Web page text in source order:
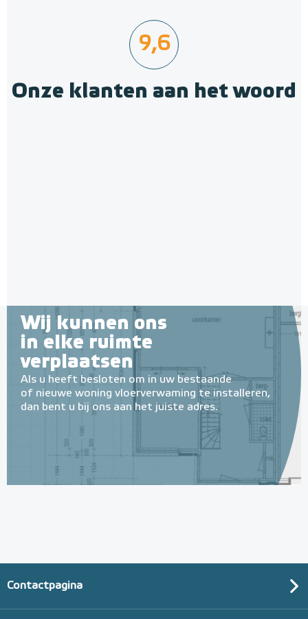
9,6
Onze klanten aan het woord
Wij kunnen ons
in elke ruimte
verplaatsen
Als u heeft besloten om in uw bestaande
of nieuwe woning vloerverwaming te installeren,
dan bent u bij ons aan het juiste adres.
Contactpagina